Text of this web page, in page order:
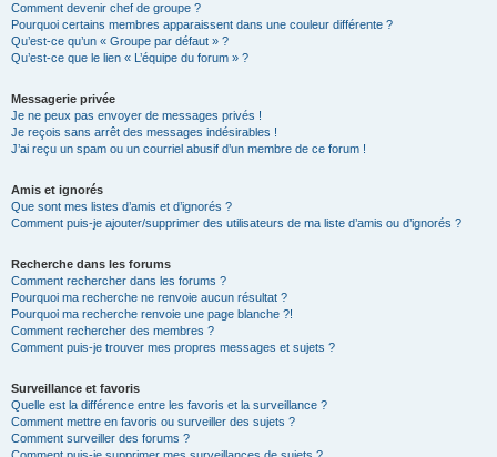
Comment devenir chef de groupe ?
Pourquoi certains membres apparaissent dans une couleur différente ?
Qu’est-ce qu’un « Groupe par défaut » ?
Qu’est-ce que le lien « L’équipe du forum » ?
Messagerie privée
Je ne peux pas envoyer de messages privés !
Je reçois sans arrêt des messages indésirables !
J’ai reçu un spam ou un courriel abusif d’un membre de ce forum !
Amis et ignorés
Que sont mes listes d’amis et d’ignorés ?
Comment puis-je ajouter/supprimer des utilisateurs de ma liste d’amis ou d’ignorés ?
Recherche dans les forums
Comment rechercher dans les forums ?
Pourquoi ma recherche ne renvoie aucun résultat ?
Pourquoi ma recherche renvoie une page blanche ?!
Comment rechercher des membres ?
Comment puis-je trouver mes propres messages et sujets ?
Surveillance et favoris
Quelle est la différence entre les favoris et la surveillance ?
Comment mettre en favoris ou surveiller des sujets ?
Comment surveiller des forums ?